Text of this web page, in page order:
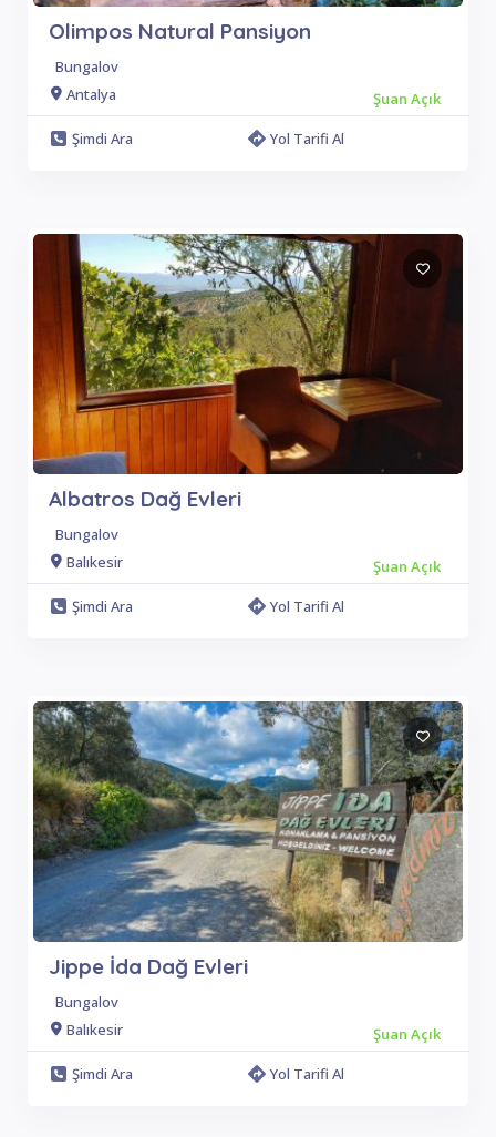
Olimpos Natural Pansiyon
Bungalov
Antalya
Şuan Açık
Şimdi Ara
Yol Tarifi Al
Albatros Dağ Evleri
Bungalov
Balıkesir
Şuan Açık
Şimdi Ara
Yol Tarifi Al
Jippe İda Dağ Evleri
Bungalov
Balıkesir
Şuan Açık
Şimdi Ara
Yol Tarifi Al